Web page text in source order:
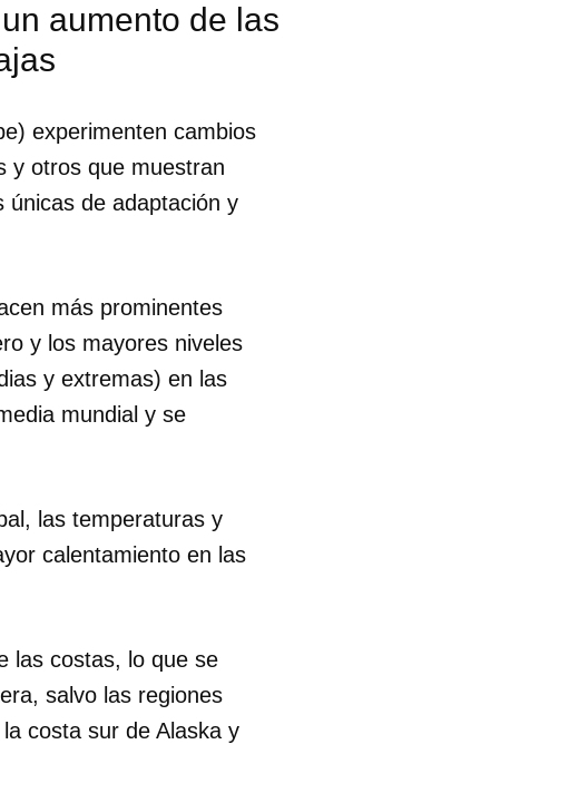
con tu
aumento de las
experimenten cambios
y otros que muestran
únicas de adaptación y
más prominentes
y los mayores niveles
y extremas) en las
mundial y se
las temperaturas y
calentamiento en las
las costas, lo que se
salvo las regiones
costa sur de Alaska y